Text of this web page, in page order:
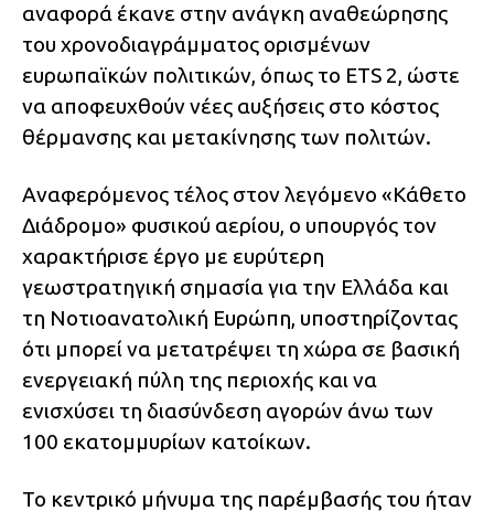
αναφορά έκανε στην ανάγκη αναθεώρησης
του χρονοδιαγράμματος ορισμένων
ευρωπαϊκών πολιτικών, όπως το ETS 2, ώστε
να αποφευχθούν νέες αυξήσεις στο κόστος
θέρμανσης και μετακίνησης των πολιτών.
Αναφερόμενος τέλος στον λεγόμενο «Κάθετο
Διάδρομο» φυσικού αερίου, ο υπουργός τον
χαρακτήρισε έργο με ευρύτερη
γεωστρατηγική σημασία για την Ελλάδα και
τη Νοτιοανατολική Ευρώπη, υποστηρίζοντας
ότι μπορεί να μετατρέψει τη χώρα σε βασική
ενεργειακή πύλη της περιοχής και να
ενισχύσει τη διασύνδεση αγορών άνω των
100 εκατομμυρίων κατοίκων.
Το κεντρικό μήνυμα της παρέμβασής του ήταν